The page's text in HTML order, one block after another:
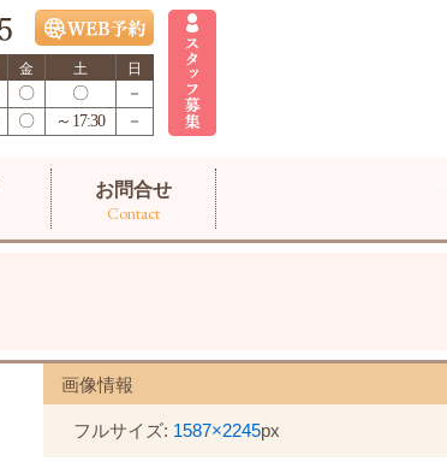
金 土 日
〇 〇
－
〇 ～17:30 －
お問合せ
Contact
画像情報
フルサイズ: 1587×2245px